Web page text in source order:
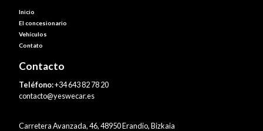
Inicio
El concesionario
Vehículos
Contato
Contacto
Teléfono:+34 643 82 78 20
contacto@yeswecar.es
Carretera Avanzada, 46, 48950 Erandio, Bizkaia